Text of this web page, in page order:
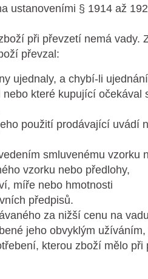
ustanoveními § 1914 až
při převzetí nemá vady.
převzal:
ujednaly, a chybí-li
které kupující očekával
použití prodávající uvádí
smluvenému vzorku
vzorku nebo předlohy,
míře nebo hmotnosti
předpisů.
za nižší cenu na
jeho obvyklým
kterou zboží mělo